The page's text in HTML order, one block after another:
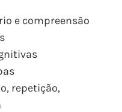
e compreensão
repetição,